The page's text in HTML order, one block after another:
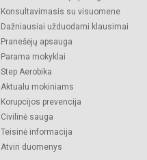
Konsultavimasis su visuomene
Dažniausiai užduodami klausimai
Pranešėjų apsauga
Parama mokyklai
Step Aerobika
Aktualu mokiniams
Korupcijos prevencija
Civilinė sauga
Teisinė informacija
Atviri duomenys